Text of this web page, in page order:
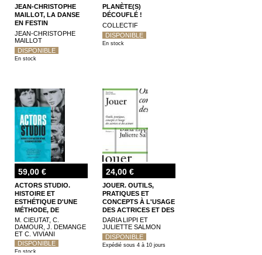
JEAN-CHRISTOPHE
MAILLOT, LA DANSE
EN FESTIN
JEAN-CHRISTOPHE
MAILLOT
DISPONIBLE
En stock
PLANÈTE(S)
DÉCOUFLÉ !
COLLECTIF
DISPONIBLE
En stock
59,00 €
ACTORS STUDIO.
HISTOIRE ET
ESTHÉTIQUE D'UNE
MÉTHODE, DE
BROADWAY À
HOLLYWOOD
M. CIEUTAT, C.
DAMOUR, J. DEMANGE
ET C. VIVIANI
DISPONIBLE
En stock
24,00 €
JOUER. OUTILS,
PRATIQUES ET
CONCEPTS À L'USAGE
DES ACTRICES ET DES
ACTEURS
DARIA LIPPI ET
JULIETTE SALMON
DISPONIBLE
Expédié sous 4 à 10 jours